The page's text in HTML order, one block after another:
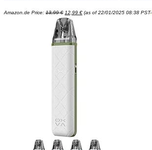
Amazon.de Price: 13,99€ Preis
war:
13,99 €
12,99 €Preis
(as of 22/01/2025 08:38 PST-